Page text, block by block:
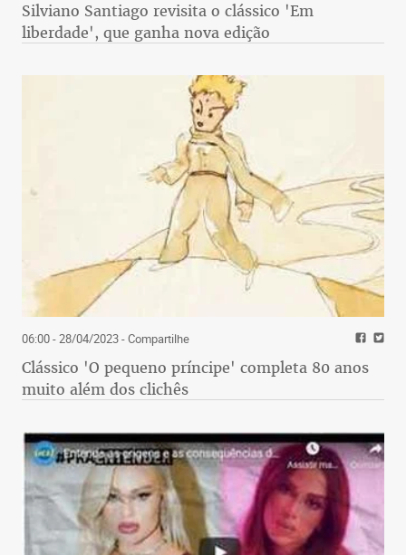
Silviano Santiago revisita o clássico 'Em
liberdade', que ganha nova edição
06:00 - 28/04/2023- Compartilhe
Clássico 'O pequeno príncipe' completa 80 anos
muito além dos clichês